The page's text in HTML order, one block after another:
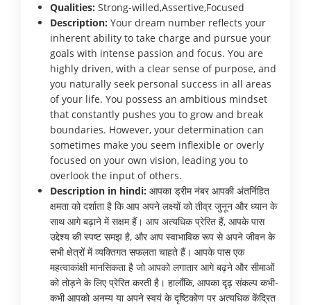
Qualities: Strong-willed,Assertive,Focused
Description: Your dream number reflects your
inherent ability to take charge and pursue your
goals with intense passion and focus. You are
highly driven, with a clear sense of purpose, and
you naturally seek personal success in all areas
of your life. You possess an ambitious mindset
that constantly pushes you to grow and break
boundaries. However, your determination can
sometimes make you seem inflexible or overly
focused on your own vision, leading you to
overlook the input of others.
Description in hindi: आपका ड्रीम नंबर आपकी अंतर्निहित
क्षमता को दर्शाता है कि आप अपने लक्ष्यों को तीव्र जुनून और ध्यान के
साथ आगे बढ़ाने में सक्षम हैं। आप अत्यधिक प्रेरित हैं, आपके पास
उद्देश्य की स्पष्ट समझ है, और आप स्वाभाविक रूप से अपने जीवन के
सभी क्षेत्रों में व्यक्तिगत सफलता चाहते हैं। आपके पास एक
महत्वाकांक्षी मानसिकता है जो आपको लगातार आगे बढ़ने और सीमाओं
को तोड़ने के लिए प्रेरित करती है। हालाँकि, आपका दृढ़ संकल्प कभी-
कभी आपको अनम्य या अपने स्वयं के दृष्टिकोण पर अत्यधिक केंद्रित